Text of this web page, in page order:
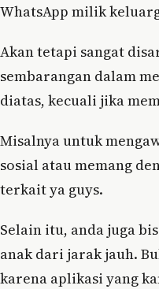
WhatsApp milik
Akan tetapi sangat
sembarangan dalam
diatas, kecuali jika
Misalnya untuk
sosial atau memang
terkait ya guys.
Selain itu, anda juga
anak dari jarak jauh.
karena aplikasi yang